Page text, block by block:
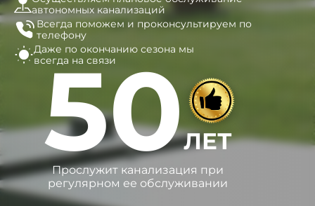
автономных канализаций
Всегда поможем и проконсультируем по
телефону
Даже по окончанию сезона мы
всегда на связи
50ЛЕТ
Прослужит канализация при
регулярном ее обслуживании